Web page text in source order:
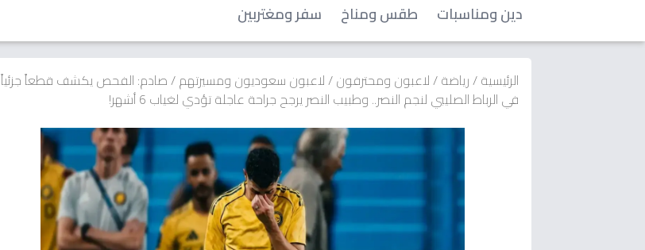
دين ومناسبات
طقس ومناخ سفر ومغتربين
الرئيسية/رياضة/لاعبون ومحترفون/لاعبون سعوديون ومسيرتهم/صادم: الفحص يكشف قطعاً جزئياً
في الرباط الصليبي لنجم النصر.. وطبيب النصر يرجح جراحة عاجلة تؤدي لغياب 6 أشهر!